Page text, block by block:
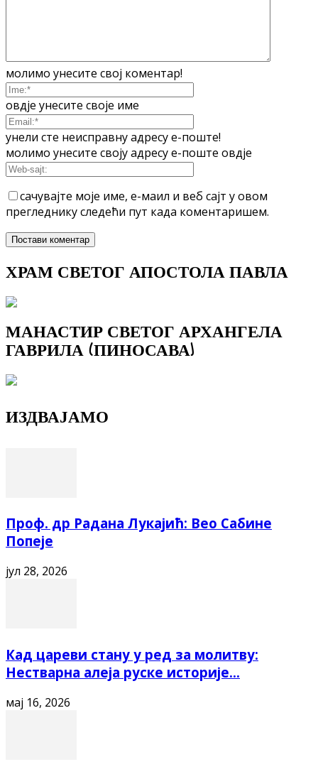
молимо унесите свој коментар!
овдје унесите своје име
унели сте неисправну адресу е-поште!
молимо унесите своју адресу е-поште овдје
сачувајте моје име, е-маил и веб сајт у овом
прегледнику следећи пут када коментаришем.
ХРАМ СВЕТОГ АПОСТОЛА ПАВЛА
МАНАСТИР СВЕТОГ АРХАНГЕЛА
ГАВРИЛА (ПИНОСАВА)
ИЗДВАЈАМО
Проф. др Радана Лукајић: Вео Сабине
Попеје
јул 28, 2026
Кад цареви стану у ред за молитву:
Нестварна алеја руске историје...
мај 16, 2026